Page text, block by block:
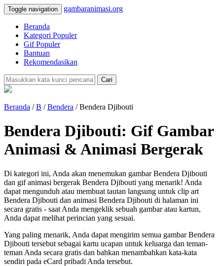
Toggle navigation gambaranimasi.org
Beranda
Kategori Populer
Gif Populer
Bantuan
Rekomendasikan
Cari
Beranda /B /Bendera / Bendera Djibouti
Bendera Djibouti: Gif Gambar
Animasi & Animasi Bergerak
Di kategori ini, Anda akan menemukan gambar Bendera Djibouti
dan gif animasi bergerak Bendera Djibouti yang menarik! Anda
dapat mengunduh atau membuat tautan langsung untuk clip art
Bendera Djibouti dan animasi Bendera Djibouti di halaman ini
secara gratis - saat Anda mengeklik sebuah gambar atau kartun,
Anda dapat melihat perincian yang sesuai.
Yang paling menarik, Anda dapat mengirim semua gambar Bendera
Djibouti tersebut sebagai kartu ucapan untuk keluarga dan teman-
teman Anda secara gratis dan bahkan menambahkan kata-kata
sendiri pada eCard pribadi Anda tersebut.